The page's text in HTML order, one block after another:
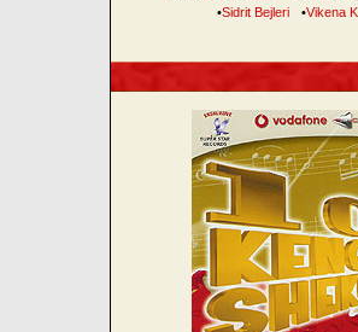
•Sidrit Bejleri •Vikena